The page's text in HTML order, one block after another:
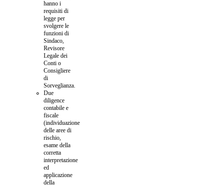
hanno i
requisiti di
legge per
svolgere le
funzioni di
Sindaco,
Revisore
Legale dei
Conti o
Consigliere
di
Sorveglianza.
Due
diligence
contabile e
fiscale
(individuazione
delle aree di
rischio,
esame della
corretta
interpretazione
ed
applicazione
della